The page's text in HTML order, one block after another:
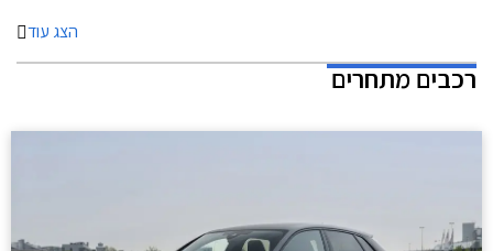
הצג עוד
רכבים מתחרים